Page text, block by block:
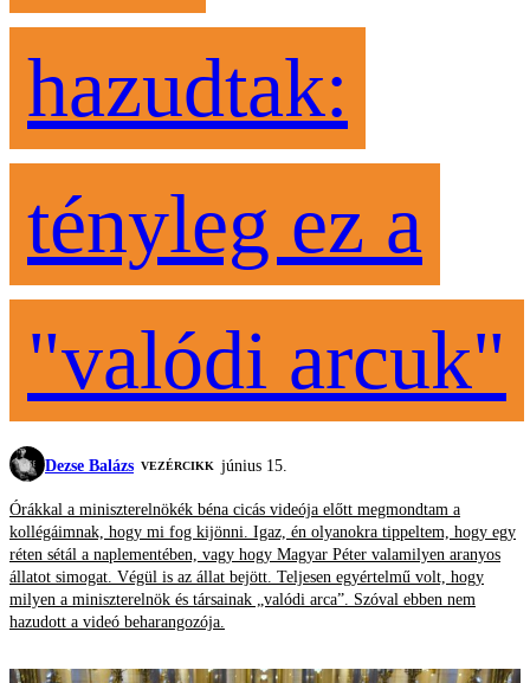
hazudtak:
tényleg ez a
"valódi arcuk"
Dezse Balázs VEZÉRCIKK június 15.
Órákkal a miniszterelnökék béna cicás videója előtt megmondtam a
kollégáimnak, hogy mi fog kijönni. Igaz, én olyanokra tippeltem, hogy egy
réten sétál a naplementében, vagy hogy Magyar Péter valamilyen aranyos
állatot simogat. Végül is az állat bejött. Teljesen egyértelmű volt, hogy
milyen a miniszterelnök és társainak „valódi arca”. Szóval ebben nem
hazudott a videó beharangozója.